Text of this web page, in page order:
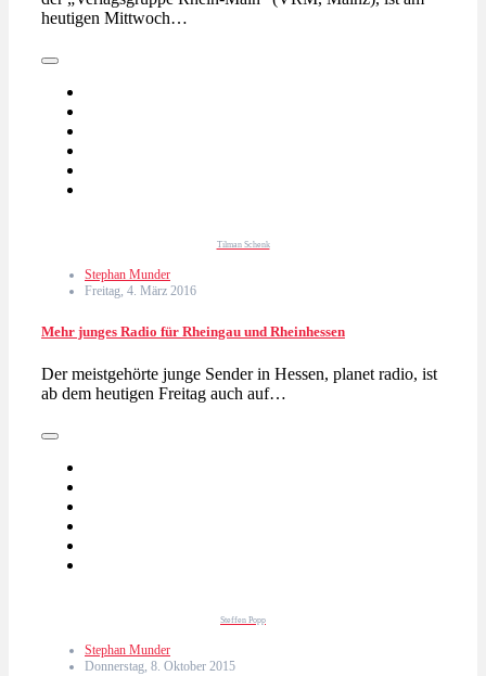
heutigen Mittwoch…
Tilman Schenk
Stephan Munder
Freitag, 4. März 2016
Mehr junges Radio für Rheingau und Rheinhessen
Der meistgehörte junge Sender in Hessen, planet radio, ist
ab dem heutigen Freitag auch auf…
Steffen Popp
Stephan Munder
Donnerstag, 8. Oktober 2015